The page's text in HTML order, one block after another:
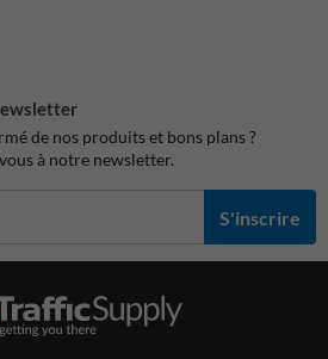
de nos produits et bons plans ?
à notre newsletter.
S'inscrire